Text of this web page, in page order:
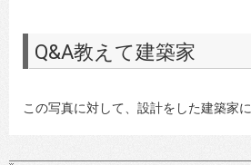
Q&A教えて建築家
この写真に対して、設計をした建築家